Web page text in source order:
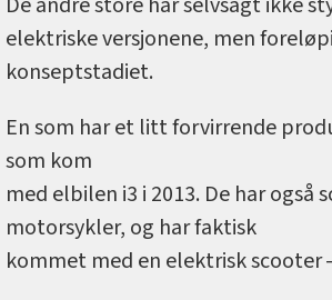
elektriske versjonene, men
konseptstadiet.
En som har et litt forvirrende
som kom
med elbilen i3 i 2013. De har også
motorsykler, og har faktisk
kommet med en elektrisk scooter